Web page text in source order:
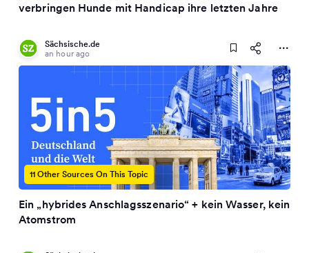
verbringen Hunde mit Handicap ihre letzten Jahre
Sächsische.de
an hour ago
11 Other Sources On This Topic
Ein „hybrides Anschlagsszenario“ + kein Wasser, kein
Atomstrom